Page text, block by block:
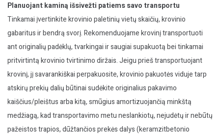
Planuojant kaminą išsivežti patiems savo transportu
Tinkamai įvertinkite krovinio paletinių vietų skaičių, krovinio
gabaritus ir bendrą svorį. Rekomenduojame krovinį transportuoti
ant originalių padėklų, tvarkingai ir saugiai supakuotą bei tinkamai
pritvirtintą krovinio tvirtinimo diržais. Jeigu prieš transportuojant
krovinį, jį savarankiškai perpakuosite, krovinio pakuotės viduje tarp
atskirų prekių dalių būtinai sudėkite originalius pakavimo
kaiščius/pleištus arba kitą, smūgius amortizuojančią minkštą
medžiagą, kad transportavimo metu neslankiotų, nejudėtų ir nebūtų
pažeistos trapios, dūžtančios prekės dalys (keramzitbetonio